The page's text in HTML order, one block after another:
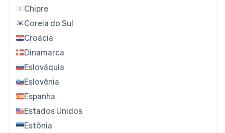
Chipre
Coreia do Sul
Croácia
Dinamarca
Eslováquia
Eslovênia
Espanha
Estados Unidos
Estônia